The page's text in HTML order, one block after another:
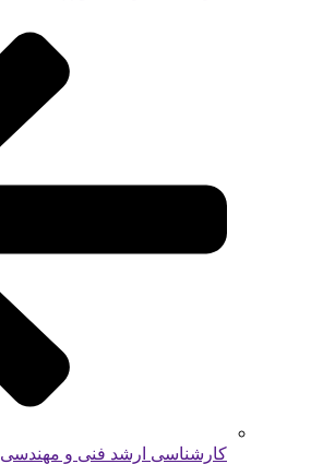
کارشناسی ارشد فنی و مهندسی